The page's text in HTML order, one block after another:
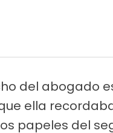
del abogado
ella
papeles del